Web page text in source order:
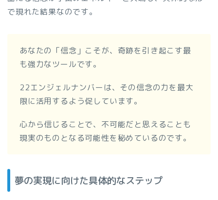
で現れた結果なのです。
あなたの「信念」こそが、奇跡を引き起こす最
も強力なツールです。
22エンジェルナンバーは、その信念の力を最大
限に活用するよう促しています。
心から信じることで、不可能だと思えることも
現実のものとなる可能性を秘めているのです。
夢の実現に向けた具体的なステップ